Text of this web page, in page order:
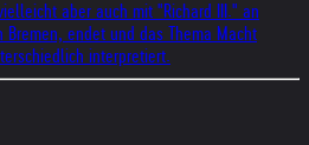
aber auch mit "Richard III." an
endet und das Thema Macht
interpretiert.